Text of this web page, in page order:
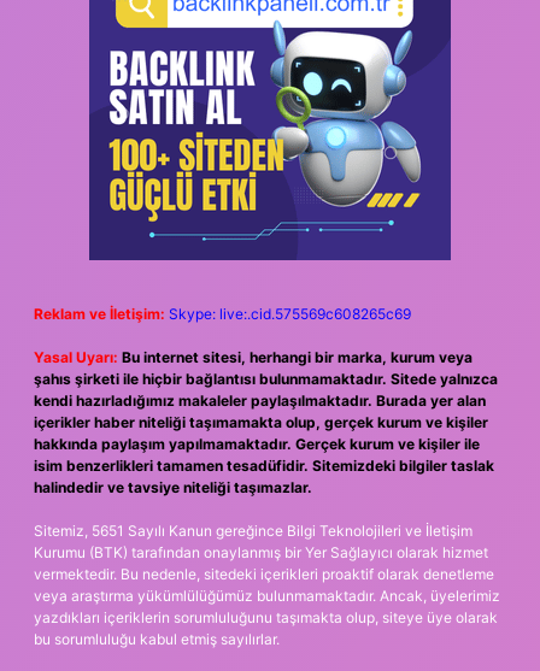
Reklam ve İletişim: Skype: live:.cid.575569c608265c69
Yasal Uyarı: Bu internet sitesi, herhangi bir marka, kurum veya
şahıs şirketi ile hiçbir bağlantısı bulunmamaktadır. Sitede yalnızca
kendi hazırladığımız makaleler paylaşılmaktadır. Burada yer alan
içerikler haber niteliği taşımamakta olup, gerçek kurum ve kişiler
hakkında paylaşım yapılmamaktadır. Gerçek kurum ve kişiler ile
isim benzerlikleri tamamen tesadüfidir. Sitemizdeki bilgiler taslak
halindedir ve tavsiye niteliği taşımazlar.
Sitemiz, 5651 Sayılı Kanun gereğince Bilgi Teknolojileri ve İletişim
Kurumu (BTK) tarafından onaylanmış bir Yer Sağlayıcı olarak hizmet
vermektedir. Bu nedenle, sitedeki içerikleri proaktif olarak denetleme
veya araştırma yükümlülüğümüz bulunmamaktadır. Ancak, üyelerimiz
yazdıkları içeriklerin sorumluluğunu taşımakta olup, siteye üye olarak
bu sorumluluğu kabul etmiş sayılırlar.